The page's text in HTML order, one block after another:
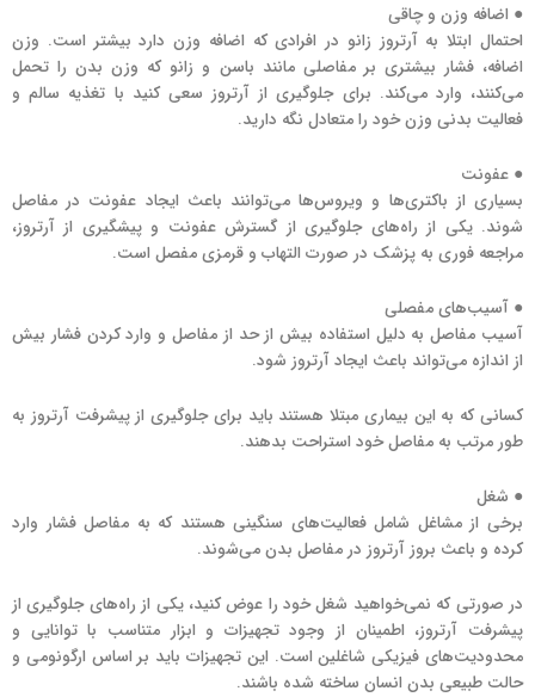
● اضافه وزن و چاقی
احتمال ابتلا به آرتروز زانو در افرادی که اضافه وزن دارد بیشتر است. وزن
اضافه، فشار بیشتری بر مفاصلی مانند باسن و زانو که وزن بدن را تحمل
می‌کنند، وارد می‌کند. برای جلوگیری از آرتروز سعی کنید با تغذیه سالم و
فعالیت بدنی وزن خود را متعادل نگه دارید.
● عفونت
بسیاری از باکتری‌ها و ویروس‌ها می‌توانند باعث ایجاد عفونت در مفاصل
شوند. یکی از راه‌های جلوگیری از گسترش عفونت و پیشگیری از آرتروز،
مراجعه فوری به پزشک در صورت التهاب و قرمزی مفصل است.
● آسیب‌های مفصلی
آسیب مفاصل به دلیل استفاده بیش از حد از مفاصل و وارد کردن فشار بیش
از اندازه می‌تواند باعث ایجاد آرتروز شود.
کسانی که به این بیماری مبتلا هستند باید برای جلوگیری از پیشرفت آرتروز به
طور مرتب به مفاصل خود استراحت بدهند.
● شغل
برخی از مشاغل شامل فعالیت‌های سنگینی هستند که به مفاصل فشار وارد
کرده و باعث بروز آرتروز در مفاصل بدن می‌شوند.
در صورتی که نمی‌خواهید شغل خود را عوض کنید، یکی از راه‌های جلوگیری از
پیشرفت آرتروز، اطمینان از وجود تجهیزات و ابزار متناسب با توانایی و
محدودیت‌های فیزیکی شاغلین است. این تجهیزات باید بر اساس ارگونومی و
حالت طبیعی بدن انسان ساخته شده باشند.